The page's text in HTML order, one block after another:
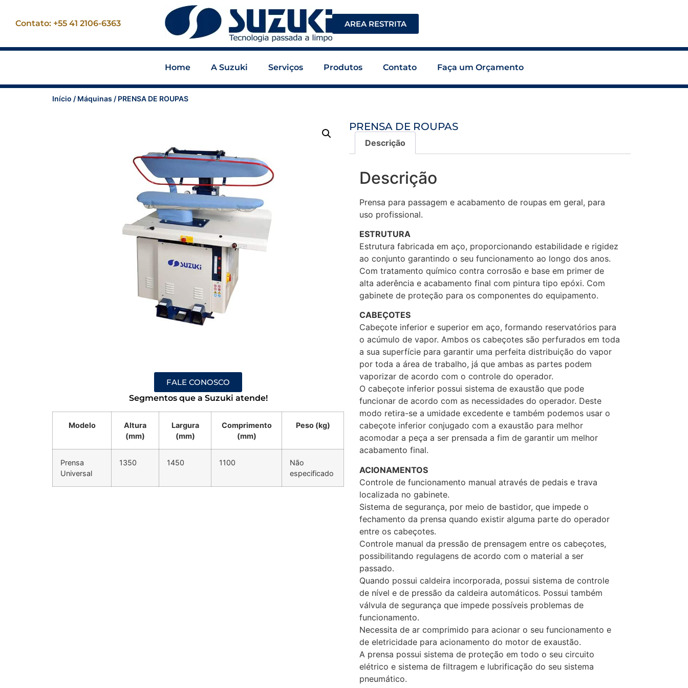
Contato: +55 41 2106-6363 AREA RESTRITA
Home A Suzuki Serviços Produtos Contato Faça um Orçamento
Início / Máquinas / PRENSA DE ROUPAS
FALE CONOSCO
Segmentos que a Suzuki atende!
Modelo
Altura
(mm)
Largura
(mm)
Comprimento
(mm)
Peso (kg)
Prensa
Universal
1350 1450 1100
Não
especificado
PRENSA DE ROUPAS
Descrição
Descrição
Prensa para passagem e acabamento de roupas em geral, para
uso profissional.
ESTRUTURA
Estrutura fabricada em aço, proporcionando estabilidade e rigidez
ao conjunto garantindo o seu funcionamento ao longo dos anos.
Com tratamento químico contra corrosão e base em primer de
alta aderência e acabamento final com pintura tipo epóxi. Com
gabinete de proteção para os componentes do equipamento.
CABEÇOTES
Cabeçote inferior e superior em aço, formando reservatórios para
o acúmulo de vapor. Ambos os cabeçotes são perfurados em toda
a sua superfície para garantir uma perfeita distribuição do vapor
por toda a área de trabalho, já que ambas as partes podem
vaporizar de acordo com o controle do operador.
O cabeçote inferior possui sistema de exaustão que pode
funcionar de acordo com as necessidades do operador. Deste
modo retira-se a umidade excedente e também podemos usar o
cabeçote inferior conjugado com a exaustão para melhor
acomodar a peça a ser prensada a fim de garantir um melhor
acabamento final.
ACIONAMENTOS
Controle de funcionamento manual através de pedais e trava
localizada no gabinete.
Sistema de segurança, por meio de bastidor, que impede o
fechamento da prensa quando existir alguma parte do operador
entre os cabeçotes.
Controle manual da pressão de prensagem entre os cabeçotes,
possibilitando regulagens de acordo com o material a ser
passado.
Quando possui caldeira incorporada, possui sistema de controle
de nível e de pressão da caldeira automáticos. Possui também
válvula de segurança que impede possíveis problemas de
funcionamento.
Necessita de ar comprimido para acionar o seu funcionamento e
de eletricidade para acionamento do motor de exaustão.
A prensa possui sistema de proteção em todo o seu circuito
elétrico e sistema de filtragem e lubrificação do seu sistema
pneumático.